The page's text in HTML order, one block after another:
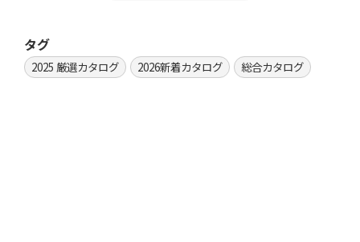
タグ
2025 厳選カタログ 2026新着カタログ 総合カタログ